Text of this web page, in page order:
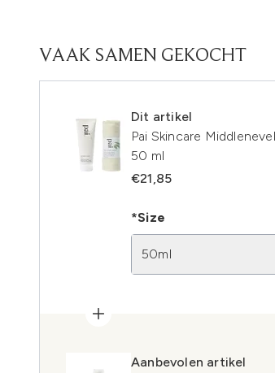
VAAK SAMEN GEKOCHT
Dit artikel
Pai Skincare
50 ml
€21,85
*Size
50ml
Aanbevolen artikel